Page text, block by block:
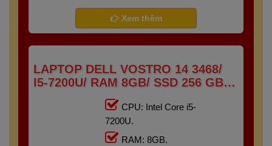
Bảo hành 6 tháng
Xem thêm
LAPTOP DELL VOSTRO 14 3468/
I5-7200U/ RAM 8GB/ SSD 256 GB/
CPU: Intel Core i5-
7200U.
RAM: 8GB.